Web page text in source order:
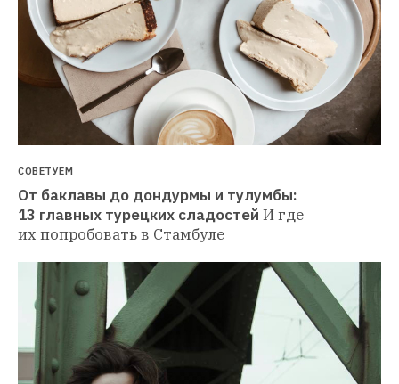
СОВЕТУЕМ
От баклавы до дондурмы и тулумбы:
13 главных турецких сладостей И где
их попробовать в Стамбуле